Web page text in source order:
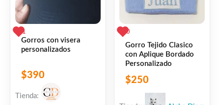
1
Gorros con visera
personalizados
$390
Tienda:
0
Gorro Tejido Clasico
con Aplique Bordado
Personalizado
$250